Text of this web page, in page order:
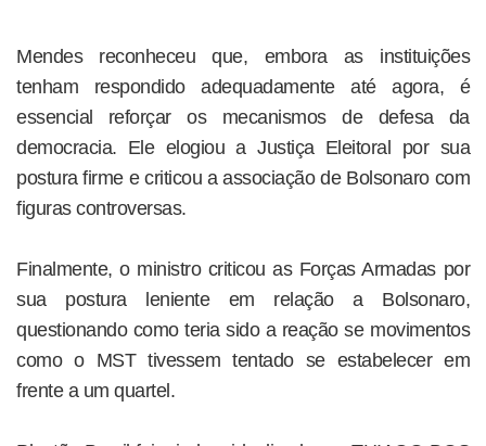
Mendes reconheceu que, embora as instituições
tenham respondido adequadamente até agora, é
essencial reforçar os mecanismos de defesa da
democracia. Ele elogiou a Justiça Eleitoral por sua
postura firme e criticou a associação de Bolsonaro com
figuras controversas.
Finalmente, o ministro criticou as Forças Armadas por
sua postura leniente em relação a Bolsonaro,
questionando como teria sido a reação se movimentos
como o MST tivessem tentado se estabelecer em
frente a um quartel.